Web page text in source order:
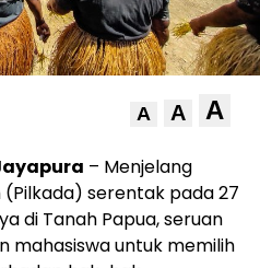
A A A
– Menjelang
serentak pada 27
di Tanah Papua, seruan
mahasiswa untuk memilih